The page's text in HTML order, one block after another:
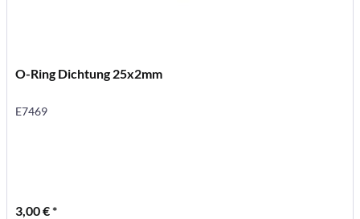
O-Ring Dichtung 25x2mm
E7469
3,00 € *